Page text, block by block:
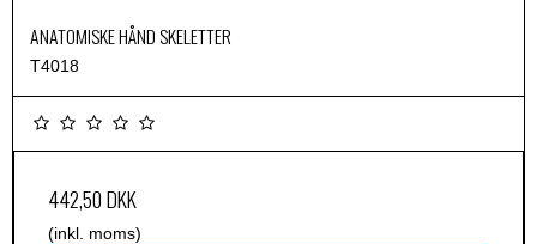
ANATOMISKE HÅND SKELETTER
T4018
442,50 DKK
(inkl. moms)